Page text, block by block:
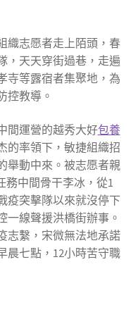
織志愿者走上陌頭，春
，天天穿街過巷，走遍
寺等露宿者集聚地，為
控教導。
間運營的越秀大好包養
的率領下，敏捷組織招
舉動中來。被志愿者親
務中間骨干李冰，從1
疫突擊隊以來就沒停下
一線聲援洪橋街辦事。
志繫，宋微無法地承諾
晨七點，12小時苦守職